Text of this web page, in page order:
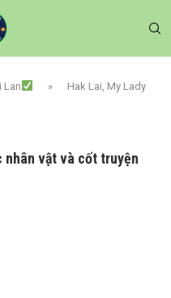
Lan »
Hak Lai, My Lady
nhân vật và cốt truyện